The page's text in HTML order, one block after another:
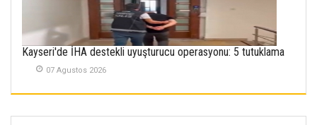
Kayseri'de İHA destekli uyuşturucu operasyonu: 5 tutuklama
07 Agustos 2026